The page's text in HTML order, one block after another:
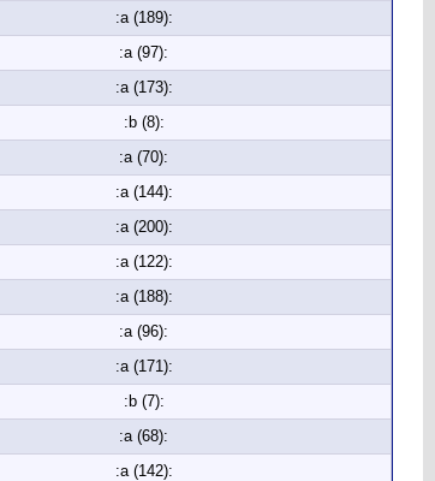
:a (189):
:a (97):
:a (173):
:b (8):
:a (70):
:a (144):
:a (200):
:a (122):
:a (188):
:a (96):
:a (171):
:b (7):
:a (68):
:a (142):